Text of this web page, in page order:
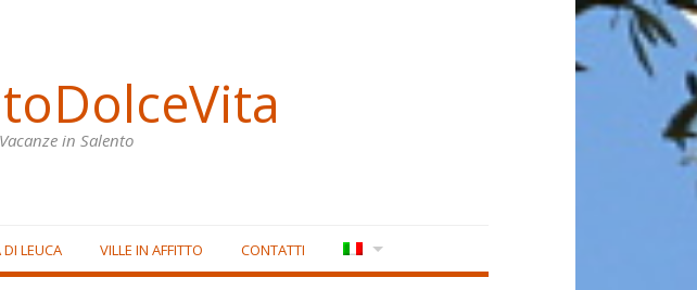
in Salento
LEUCA VILLE IN AFFITTO CONTATTI